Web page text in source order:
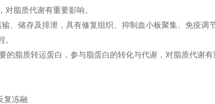
脂质代谢有重要影响。
、储存及排泄，具有修复组织、抑制血小板聚集、免疫调
。
的脂质转运蛋白，参与脂蛋白的转化与代谢，对脂质代谢有
复冻融